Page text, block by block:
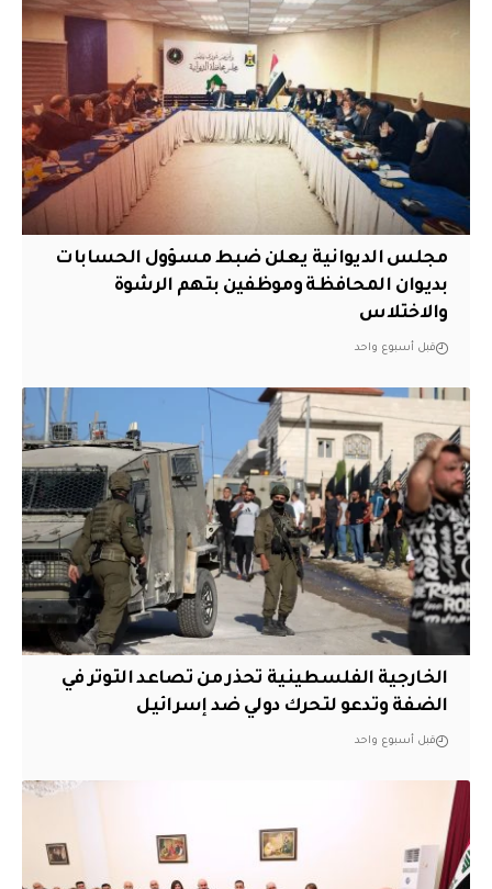
مجلس الديوانية يعلن ضبط مسؤول الحسابات
بديوان المحافظة وموظفين بتهم الرشوة
والاختلاس
قبل أسبوع واحد
الخارجية الفلسطينية تحذر من تصاعد التوتر في
الضفة وتدعو لتحرك دولي ضد إسرائيل
قبل أسبوع واحد